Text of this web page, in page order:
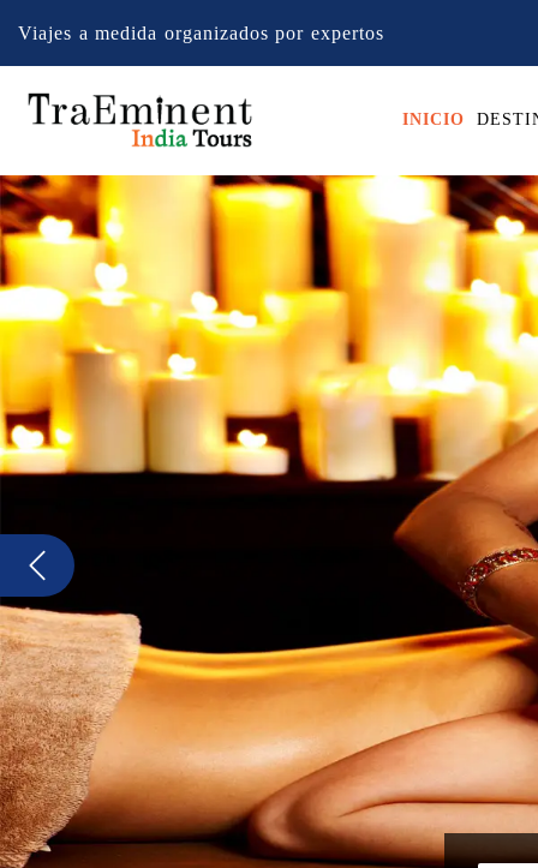
Viajes a medida organizados por expertos
INICIO
Previous
Inicio Packages Ayurveda Yoga Wellness
Ayurveda refers to Ayu meaning ‘Life’ and Veda ‘Science and
years old and is believed to be achieved by sages through intense
Another natural extension of this nature’s gifts that India
body and soul to live a balanced life.
The Yoga method is a mix
to the magical benefits of these healing methods. You can also
Both of these techiques are a brilliant way to heal your body, mind
the significance of these healing treatments.
These treatments
discover the amazing benefits of Ayurveda and Yoga as you
Duración
1–5 días
6–8 días
9–12 días
Más de 13 días